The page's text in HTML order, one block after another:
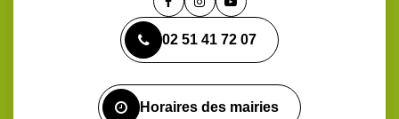
Lien
le
compte
Lien
le
compte
Lien
la
chaîne
02 51 41 72 07
Horaires des mairies